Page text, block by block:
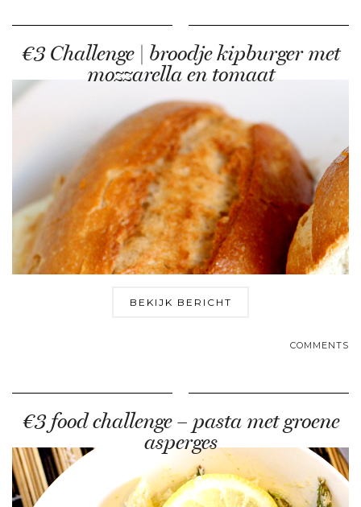
€3 Challenge | broodje kipburger met
mozzarella en tomaat
BEKIJK BERICHT
COMMENTS
€3 food challenge – pasta met groene
asperges